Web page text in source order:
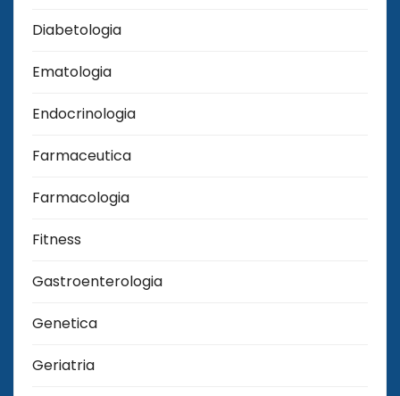
Diabetologia
Ematologia
Endocrinologia
Farmaceutica
Farmacologia
Fitness
Gastroenterologia
Genetica
Geriatria